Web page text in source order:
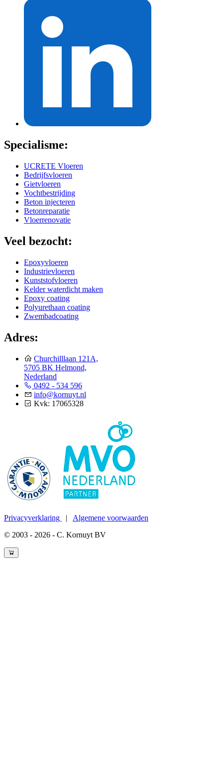
Specialisme:
UCRETE Vloeren
Bedrijfsvloeren
Gietvloeren
Vochtbestrijding
Beton injecteren
Betonreparatie
Vloerrenovatie
Veel bezocht:
Epoxyvloeren
Industrievloeren
Kunststofvloeren
Kelder waterdicht maken
Epoxy coating
Polyurethaan coating
Zwembadcoating
Adres:
Churchilllaan 121A,
5705 BK Helmond,
Nederland
0492 - 534 596
info@kornuyt.nl
Kvk: 17065328
Privacyverklaring | Algemene voorwaarden
© 2003 - 2026 - C. Kornuyt BV